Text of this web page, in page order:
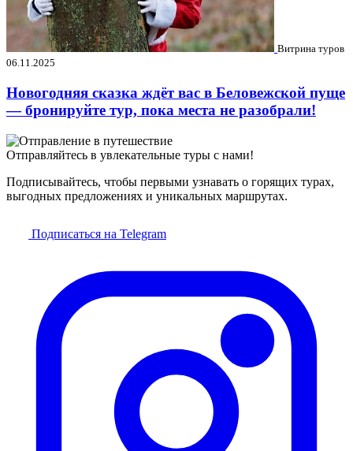
Витрина туров
06.11.2025
Новогодняя сказка ждёт вас в Беловежской пуще
— бронируйте тур, пока места не разобрали!
Отправляйтесь в увлекательные туры с нами!
Подписывайтесь, чтобы первыми узнавать о горящих турах,
выгодных предложениях и уникальных маршрутах.
Подписаться на Telegram